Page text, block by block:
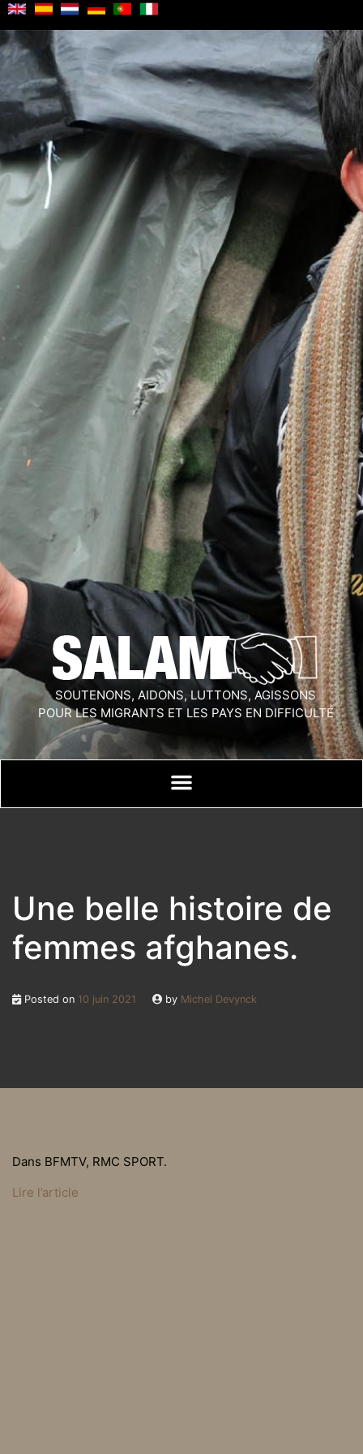
SOUTENONS, AIDONS, LUTTONS, AGISSONS
POUR LES MIGRANTS ET LES PAYS EN DIFFICULTÉ
Une belle histoire de
femmes afghanes.
Posted on 10 juin 2021 by Michel Devynck
Dans BFMTV, RMC SPORT.
Lire l’article